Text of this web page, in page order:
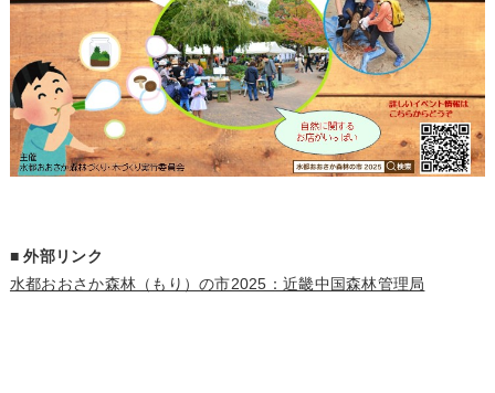
■ 外部リンク
水都おおさか森林（もり）の市2025：近畿中国森林管理局